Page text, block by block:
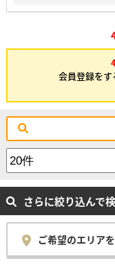
会員登録をす
さらに絞り込んで
ご希望のエリア